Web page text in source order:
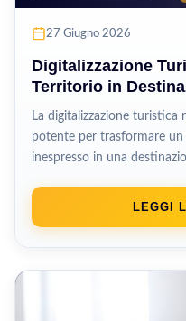
27 Giugno 2026
Digitalizzazione
Territorio in
La digitalizzazione turistica
potente per trasformare
inespresso in una
LEGGI